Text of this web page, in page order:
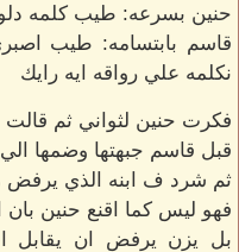
حنين بسرعه: طيب كلمه
قاسم بابتسامه: طيب
نكلمه علي رواقه ايه رايك
فكرت حنين لثواني ثم قالت
قبل قاسم جبهتها وضمها
ثم شرد ف ابنه الذي يرفض
فهو ليس كما اقنع حنين بان
بل يزن يرفض ان يقابل